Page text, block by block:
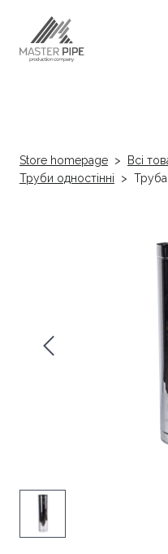
Store homepage Всі
Труби одностінні
Труба